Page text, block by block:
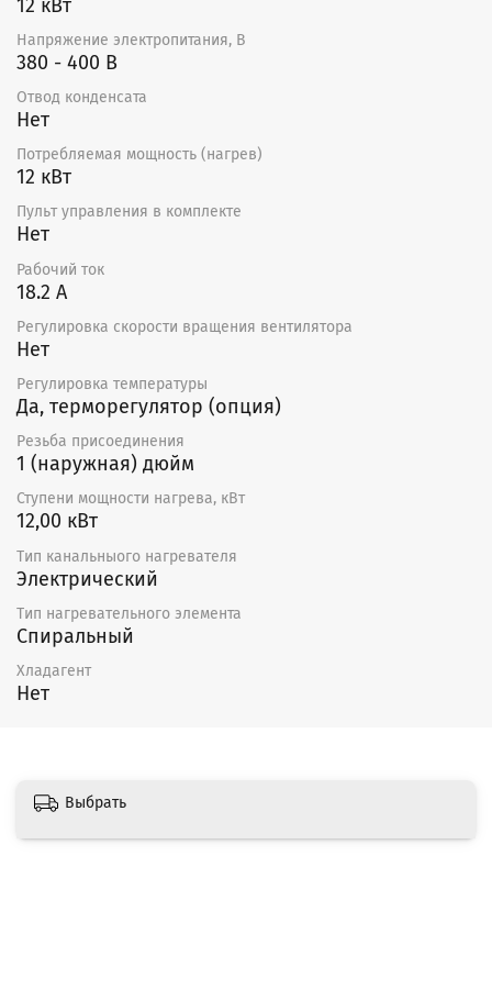
12 кВт
Напряжение электропитания, В
380 - 400 В
Отвод конденсата
Нет
Потребляемая мощность (нагрев)
12 кВт
Пульт управления в комплекте
Нет
Рабочий ток
18.2 А
Регулировка скорости вращения вентилятора
Нет
Регулировка температуры
Да, терморегулятор (опция)
Резьба присоединения
1 (наружная) дюйм
Ступени мощности нагрева, кВт
12,00 кВт
Тип канальныого нагревателя
Электрический
Тип нагревательного элемента
Спиральный
Хладагент
Нет
Выбрать